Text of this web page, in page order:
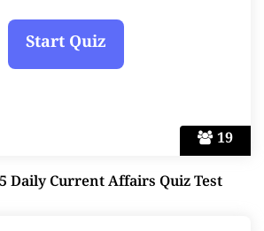
19
Daily Current Affairs Quiz Test